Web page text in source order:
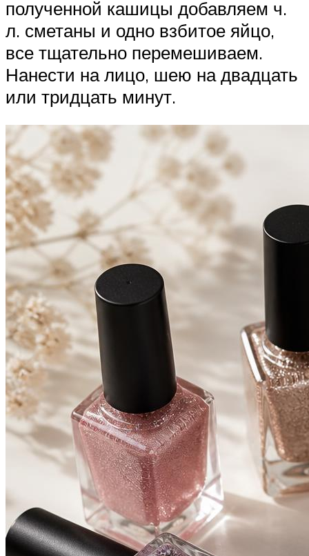
полученной кашицы добавляем ч.
л. сметаны и одно взбитое яйцо,
все тщательно перемешиваем.
Нанести на лицо, шею на двадцать
или тридцать минут.